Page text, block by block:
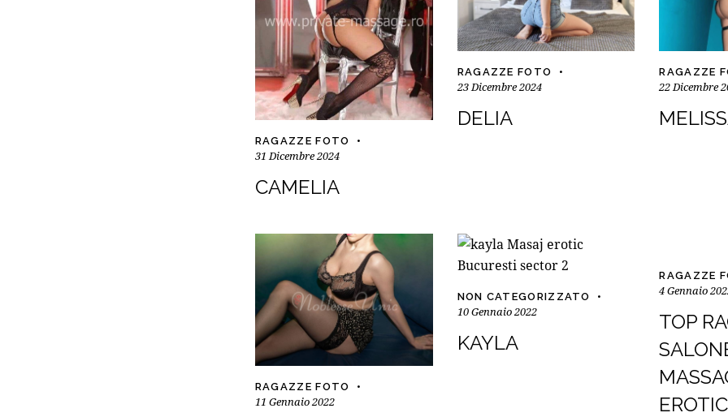
RAGAZZE FOTO
31 Dicembre 2024
CAMELIA
RAGAZZE FOTO
23 Dicembre 2024
DELIA
RAGAZZE
22 Dicembre
RAGAZZE FOTO
11 Gennaio 2022
NON CATEGORIZZATO
10 Gennaio 2022
KAYLA
RAGAZZE
4 Gennaio
TOP